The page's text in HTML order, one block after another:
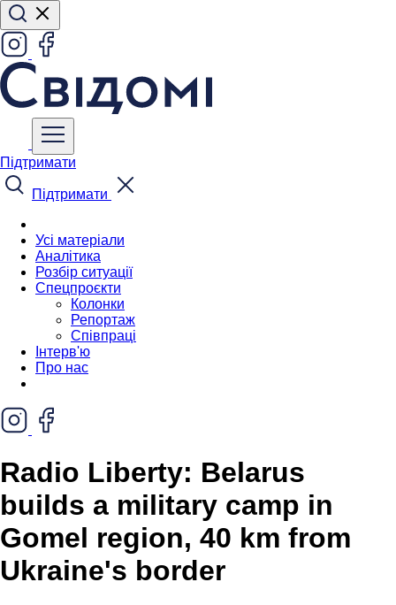
Підтримати
Підтримати
Усі матеріали
Аналітика
Розбір ситуації
Спецпроєкти
Колонки
Репортаж
Співпраці
Інтерв'ю
Про нас
Radio Liberty: Belarus
builds a military camp in
Gomel region, 40 km from
Ukraine's border